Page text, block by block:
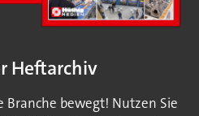
Heftarchiv
Branche bewegt! Nutzen Sie